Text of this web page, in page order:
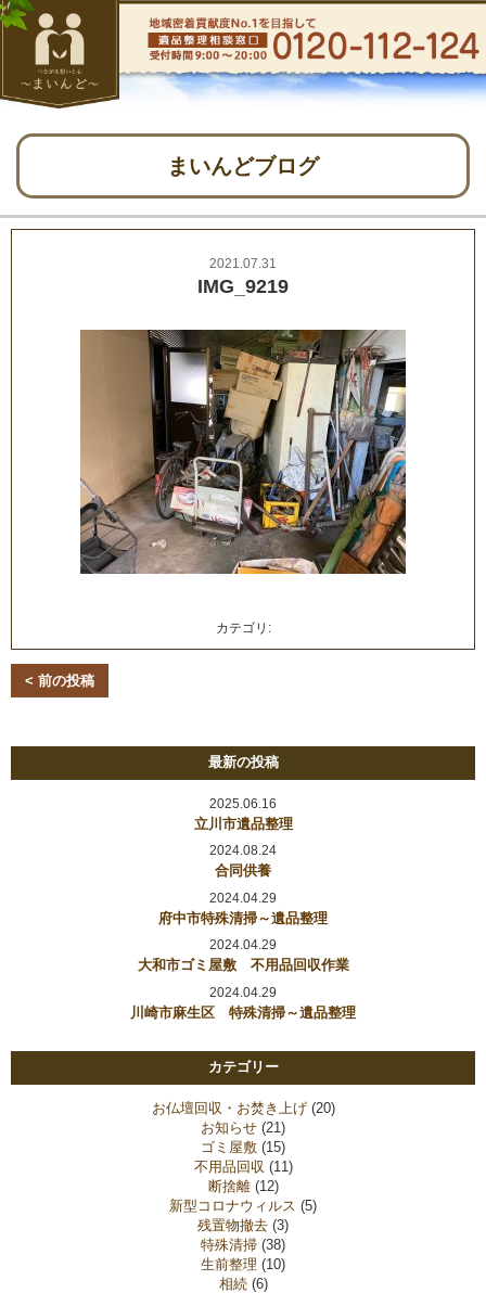
まいんどブログ
2021.07.31
IMG_9219
カテゴリ:
< 前の投稿
最新の投稿
2025.06.16
立川市遺品整理
2024.08.24
合同供養
2024.04.29
府中市特殊清掃～遺品整理
2024.04.29
大和市ゴミ屋敷 不用品回収作業
2024.04.29
川崎市麻生区 特殊清掃～遺品整理
カテゴリー
お仏壇回収・お焚き上げ(20)
お知らせ (21)
ゴミ屋敷 (15)
不用品回収 (11)
断捨離(12)
新型コロナウィルス (5)
残置物撤去 (3)
特殊清掃 (38)
生前整理 (10)
相続(6)